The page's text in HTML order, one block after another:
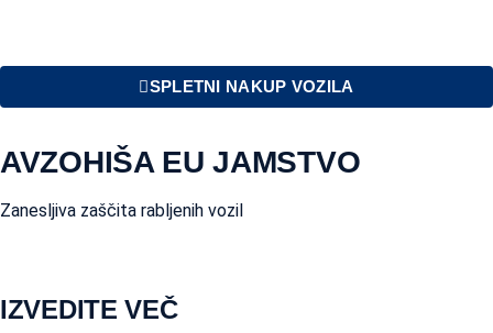
SPLETNI NAKUP VOZILA
AVZOHIŠA EU JAMSTVO
Zanesljiva zaščita rabljenih vozil
IZVEDITE VEČ